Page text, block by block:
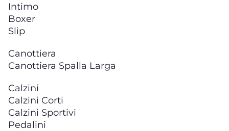
Intimo
Boxer
Slip
Canottiera
Canottiera Spalla Larga
Calzini
Calzini Corti
Calzini Sportivi
Pedalini